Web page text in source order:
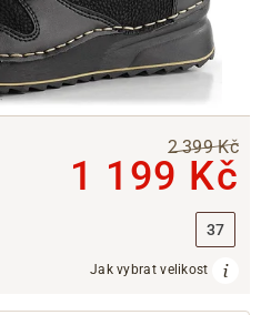
2 399 Kč
1 199 Kč
37
Jak vybrat velikost